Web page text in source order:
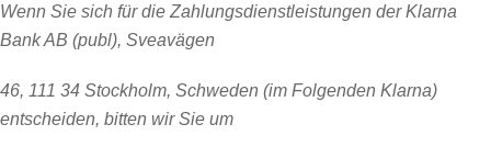
Wenn Sie sich für die Zahlungsdienstleistungen der Klarna
Bank AB (publ), Sveavägen
46, 111 34 Stockholm, Schweden (im Folgenden Klarna)
entscheiden, bitten wir Sie um